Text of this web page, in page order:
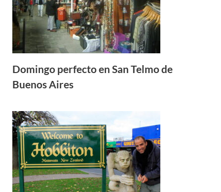
Domingo perfecto en San Telmo de
Buenos Aires